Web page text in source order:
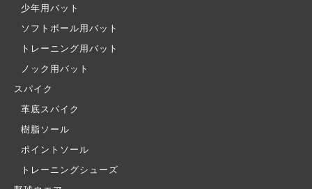
少年用バット
ソフトボール用バット
トレーニング用バット
ノック用バット
スパイク
革底スパイク
樹脂ソール
ポイントソール
トレーニングシューズ